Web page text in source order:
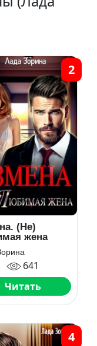
(Не)
жена
641
Читать
2
4